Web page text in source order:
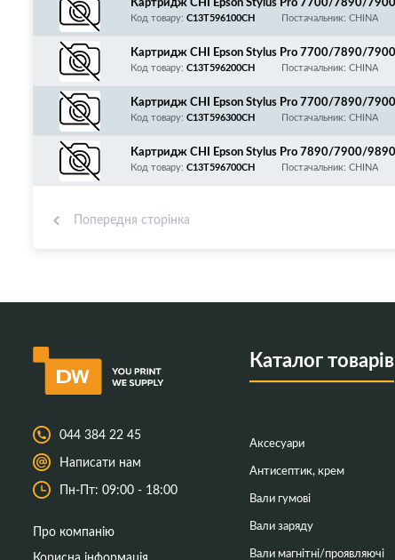
k, 350мл
Код товару: C13T596100CH Постачальник: CHINA
Картридж CHI Epson Stylus Pro 7700/7890/
мл
Код товару: C13T596200CH Постачальник: CHINA
Картридж CHI Epson Stylus Pro 7700/7890/
nta, 350мл
Код товару: C13T596300CH Постачальник: CHINA
Картридж CHI Epson Stylus Pro 7890/7900/
Код товару: C13T596700CH Постачальник: CHINA
Попередня сторінка
044 384 22 45
Написати нам
Пн-Пт: 09:00 - 18:00
Про компанію
Каталог товарів
Аксесуари
Антисептик, крем
Вали гумові
Вали заряду
Вали магнітні/проявляючі